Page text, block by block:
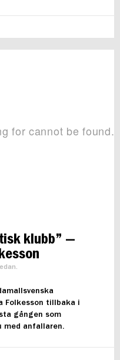
klubb” —
Folkesson tillbaka i
gången som
med anfallaren.